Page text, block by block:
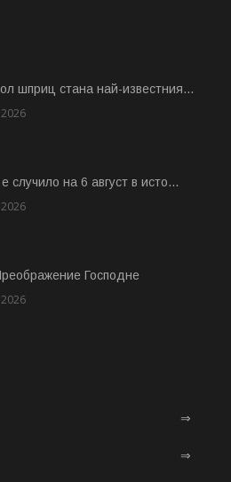
шприц стана най-известния...
2026
случило на 6 август в исто...
2026
Господне
2026
⇒
⇒